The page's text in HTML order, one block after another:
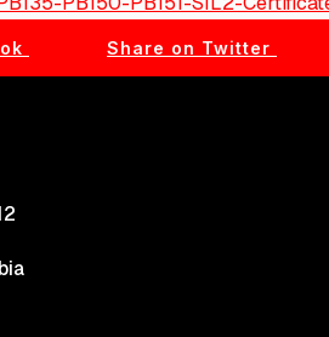
Share on Twitter